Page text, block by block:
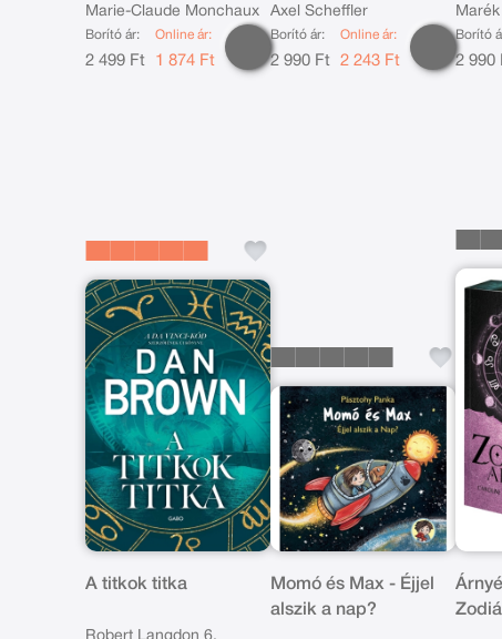
Marie-Claude Monchaux
Borító ár:
2 499 Ft
Online ár:
1 874 Ft
Axel Scheffler
Borító ár:
2 990 Ft
Online ár:
2 243 Ft
Borító
2 990
A titkok titka
Momó és Max - Éjjel
alszik a nap?